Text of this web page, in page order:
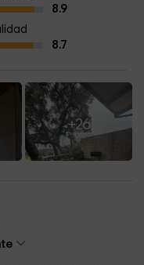
8.9
8.7
+26